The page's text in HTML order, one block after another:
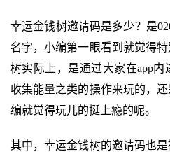
幸运金钱树邀请码是多少？是
名字，小编第一眼看到就觉得
树实际上，是通过大家在app内
收集能量之类的操作来玩的，
编就觉得玩儿的挺上瘾的呢。
其中，幸运金钱树的邀请码也是